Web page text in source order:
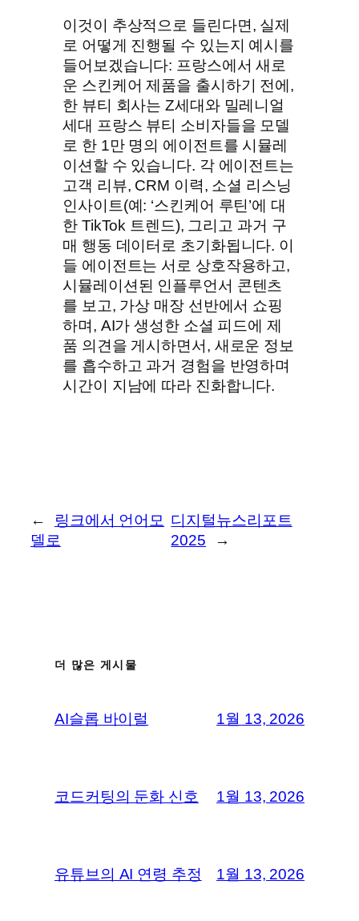
이것이 추상적으로 들린다면, 실제
로 어떻게 진행될 수 있는지 예시를
들어보겠습니다: 프랑스에서 새로
운 스킨케어 제품을 출시하기 전에,
한 뷰티 회사는 Z세대와 밀레니얼
세대 프랑스 뷰티 소비자들을 모델
로 한 1만 명의 에이전트를 시뮬레
이션할 수 있습니다. 각 에이전트는
고객 리뷰, CRM 이력, 소셜 리스닝
인사이트(예: ‘스킨케어 루틴’에 대
한 TikTok 트렌드), 그리고 과거 구
매 행동 데이터로 초기화됩니다. 이
들 에이전트는 서로 상호작용하고,
시뮬레이션된 인플루언서 콘텐츠
를 보고, 가상 매장 선반에서 쇼핑
하며, AI가 생성한 소셜 피드에 제
품 의견을 게시하면서, 새로운 정보
를 흡수하고 과거 경험을 반영하며
시간이 지남에 따라 진화합니다.
←
링크에서 언어모
델로
디지털뉴스리포트
2025
→
더 많은 게시물
AI슬롭 바이럴 1월 13, 2026
코드커팅의 둔화 신호 1월 13, 2026
유튜브의 AI 연령 추정 1월 13, 2026